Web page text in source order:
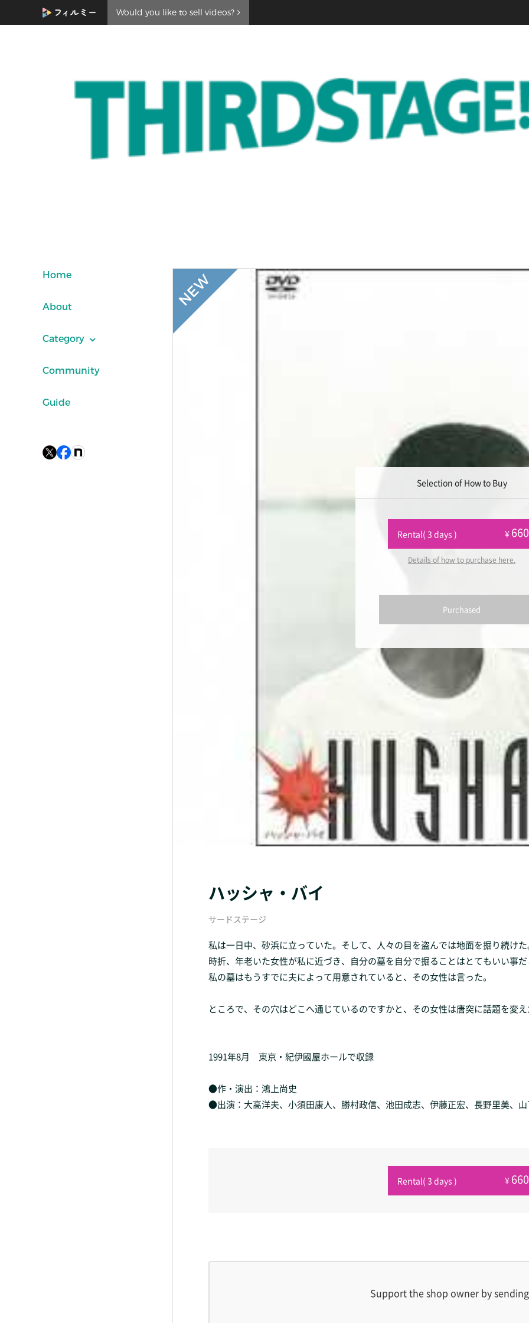
Would you like to sell videos?
Home
About
Category
Community
Guide
Selection of How to Buy
Rental( 3 days ) ¥ 660
Details of how to purchase here.
Purchased
ハッシャ・バイ
サードステージ
私は一日中、砂浜に立っていた。そして、人々の目を盗んでは地面を掘り続け
時折、年老いた女性が私に近づき、自分の墓を自分で掘ることはとてもいい事
私の墓はもうすでに夫によって用意されていると、その女性は言った。
ところで、その穴はどこへ通じているのですかと、その女性は唐突に話題を変
1991年8月 東京・紀伊國屋ホールで収録
●作・演出：鴻上尚史
●出演：大高洋夫、小須田康人、勝村政信、池田成志、伊藤正宏、長野里美、
Rental( 3 days ) ¥ 660
Support the shop owner by